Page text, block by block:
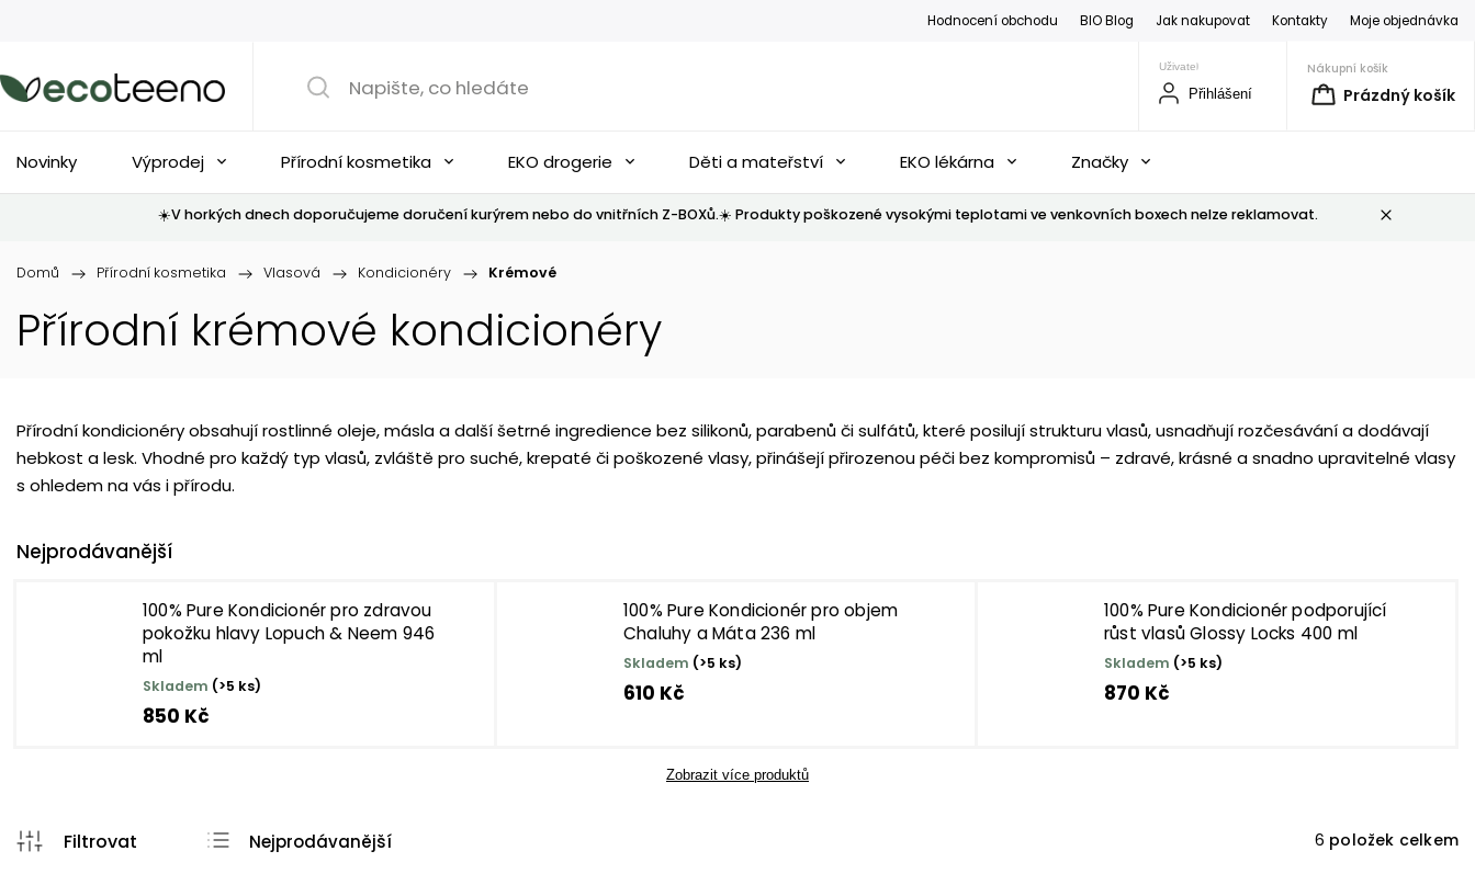
Hodnocení obchodu BIO Blog Jak nakupovat Kontakty Moje objednávka
Nákupní košík
Prázdný košík
Přihlášení
Novinky Výprodej Přírodní kosmetika EKO drogerie Děti a mateřství EKO lékárna Značky
☀️V horkých dnech doporučujeme doručení kurýrem nebo do vnitřních Z-BOXů.☀️ Produkty poškozené vysokými teplotami ve venkovních boxech nelze reklamovat.
Domů / Přírodní kosmetika / Vlasová / Kondicionéry / Krémové
Přírodní krémové kondicionéry
Přírodní kondicionéry obsahují rostlinné oleje, másla a další šetrné ingredience bez silikonů, parabenů či sulfátů, které posilují strukturu vlasů, usnadňují rozčesávání a dodávají
hebkost a lesk. Vhodné pro každý typ vlasů, zvláště pro suché, krepaté či poškozené vlasy, přinášejí přirozenou péči bez kompromisů – zdravé, krásné a snadno upravitelné vlasy
s ohledem na vás i přírodu.
Nejprodávanější
100% Pure Kondicionér pro zdravou
pokožku hlavy Lopuch & Neem 946
ml
Skladem (>5 ks)
850 Kč
100% Pure Kondicionér pro objem
Chaluhy a Máta 236 ml
Skladem (>5 ks)
610 Kč
100% Pure Kondicionér podporující
růst vlasů Glossy Locks 400 ml
Skladem (>5 ks)
870 Kč
Zobrazit více produktů
Nejprodávanější
6 položek celkem